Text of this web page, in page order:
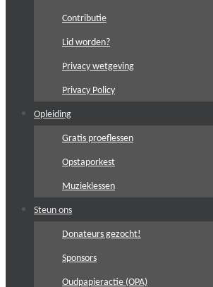
Contributie
Lid worden?
Privacy wetgeving
Privacy Policy
Opleiding
Gratis proeflessen
Opstaporkest
Muzieklessen
Steun ons
Donateurs gezocht!
Sponsors
Oudpapieractie (OPA)